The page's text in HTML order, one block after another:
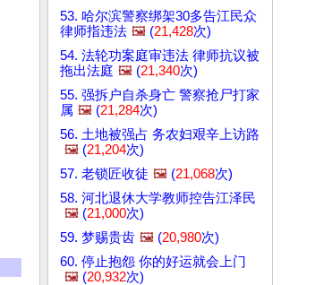
53. 哈尔滨警察绑架30多告江民众
律师指违法 🖼️ (21,428次)
54. 法轮功案庭审违法 律师抗议被
拖出法庭 🖼️ (21,340次)
55. 强拆户自杀身亡 警察抢尸打家
属 🖼️ (21,284次)
56. 土地被强占 务农妇艰辛上访路
🖼️ (21,204次)
57. 老锁匠收徒 🖼️ (21,068次)
58. 河北退休大学教师控告江泽民
🖼️ (21,000次)
59. 梦赐贵齿 🖼️ (20,980次)
60. 停止抱怨 你的好运就会上门
🖼️ (20,932次)